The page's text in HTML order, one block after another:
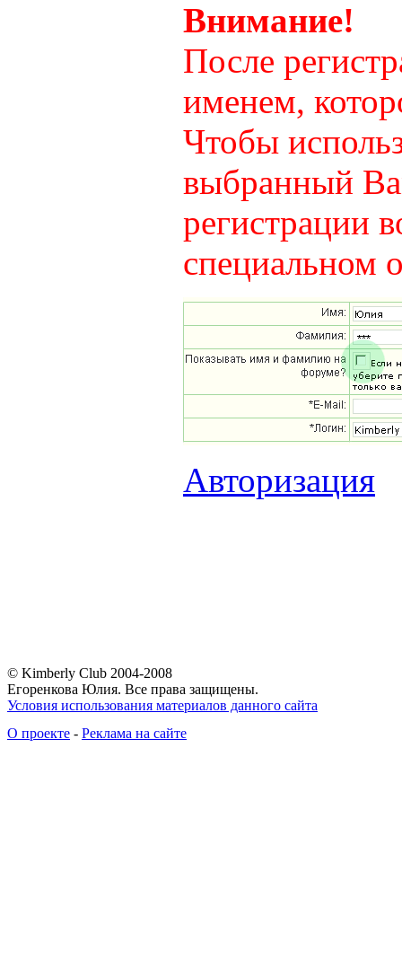
Внимание!
После
именем,
Чтобы
выбранный
регистрации
специальном
Авторизация
© Kimberly Club 2004-2008
Егоренкова Юлия. Все права защищены.
Условия использования материалов данного сайта
О проекте - Реклама на сайте